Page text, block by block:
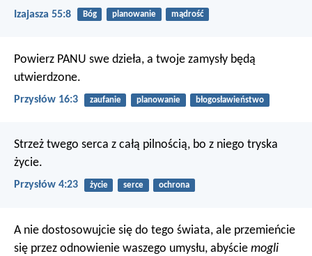
Izajasza 55:8 Bóg planowanie mądrość
Powierz PANU swe dzieła, a twoje zamysły będą
utwierdzone.
Przysłów 16:3 zaufanie planowanie błogosławieństwo
Strzeż twego serca z całą pilnością, bo z niego tryska
życie.
Przysłów 4:23 życie serce ochrona
A nie dostosowujcie się do tego świata, ale przemieńcie
się przez odnowienie waszego umysłu, abyście mogli